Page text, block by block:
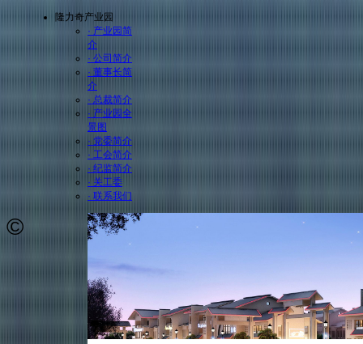
隆力奇产业园
· 产业园简
介
· 公司简介
· 董事长简
介
· 总裁简介
· 产业园全
景图
· 党委简介
· 工会简介
· 纪监简介
· 关工委
· 联系我们
©